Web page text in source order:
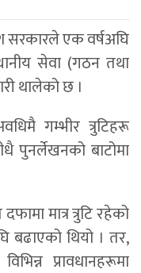
सरकारले एक वर्षअघि
सेवा (गठन तथा
थालेको छ ।
गम्भीर त्रुटिहरू
पुनर्लेखनको बाटोमा
मात्र त्रुटि रहेको
बढाएको थियो । तर,
प्रावधानहरूमा